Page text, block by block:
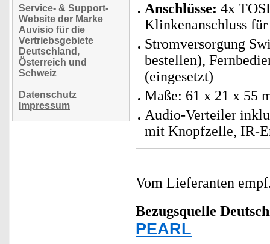
Service- & Support-
Website der Marke
Auvisio für die
Vertriebsgebiete
Deutschland,
Österreich und
Schweiz
Datenschutz
Impressum
Anschlüsse: 4x
Klinkenanschluss
Stromversorgung
bestellen),
(eingesetzt)
Maße: 61 x 21 x 55
Audio-Verteiler
mit Knopfzelle, IR-
Vom Lieferanten
Bezugsquelle
PEARL